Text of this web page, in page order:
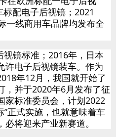
配电子后视镜；2021
一线商用车品牌均发布全
镜标准；2016年，日本
许电子后视镜装车。作为
年12月，我国就开始了
，并于2020年6月发布了征
家标准委员会，计划2022
”正式实施，也就意味着车
将迎来产业新赛道。